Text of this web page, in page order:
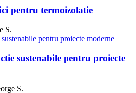
pentru termoizolatie
S.
sustenabile pentru proiecte
S.